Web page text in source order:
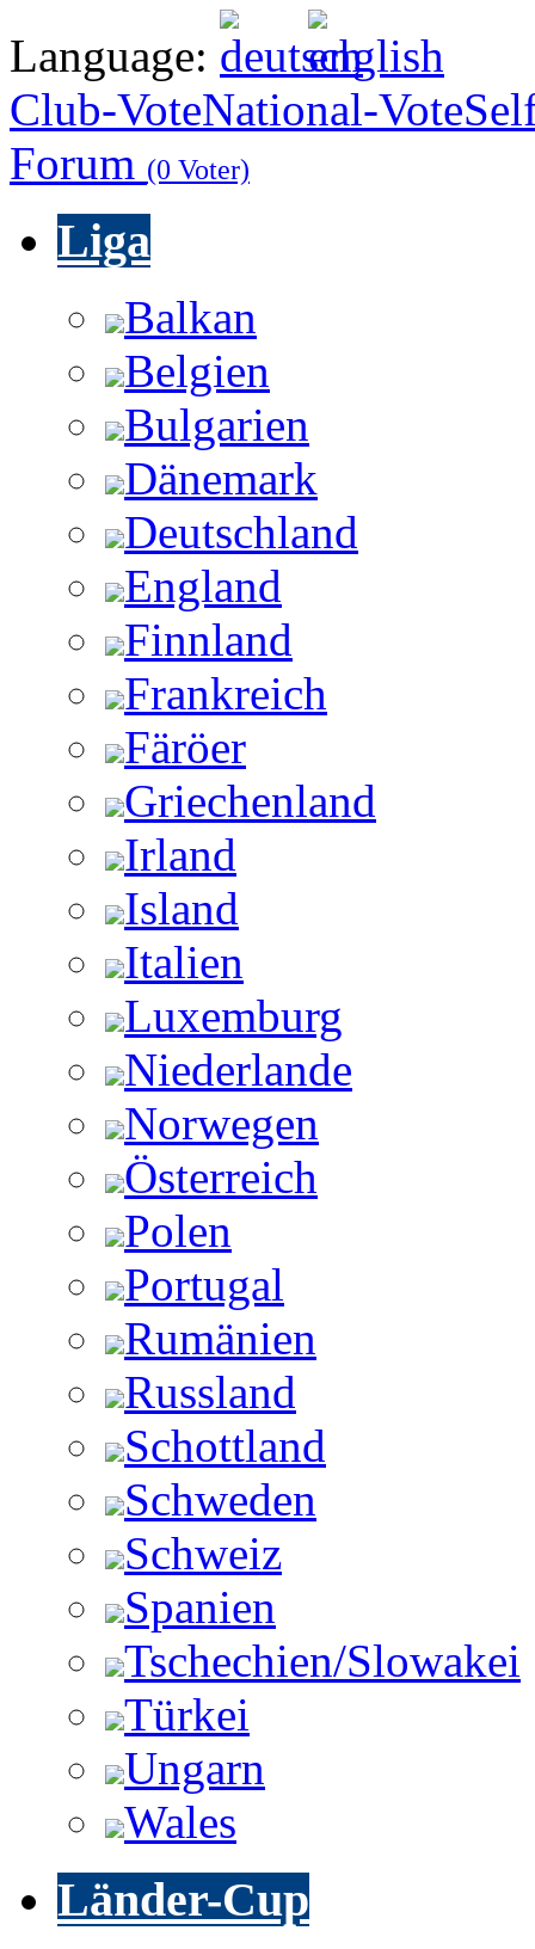
Language:
Club-VoteNational-Vote
Forum (0 Voter)
Liga
Balkan
Belgien
Bulgarien
Dänemark
Deutschland
England
Finnland
Frankreich
Färöer
Griechenland
Irland
Island
Italien
Luxemburg
Niederlande
Norwegen
Österreich
Polen
Portugal
Rumänien
Russland
Schottland
Schweden
Schweiz
Spanien
Tschechien/Slowakei
Türkei
Ungarn
Wales
Länder-Cup